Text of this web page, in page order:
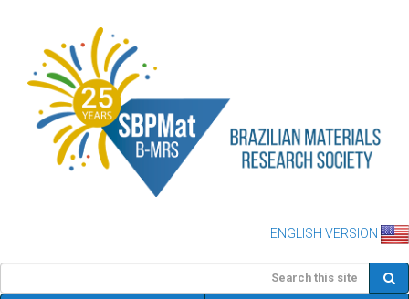
ENGLISH VERSION